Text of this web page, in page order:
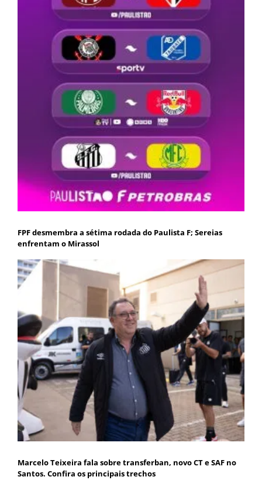
FPF desmembra a sétima rodada do Paulista F; Sereias
enfrentam o Mirassol
Marcelo Teixeira fala sobre transferban, novo CT e SAF no
Santos. Confira os principais trechos